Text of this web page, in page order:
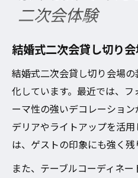
二次会体験
結婚式二次会貸し切り
結婚式二次会貸し切り会場
化しています。最近では、
ーマ性の強いデコレーショ
デリアやライトアップを活
は、ゲストの印象にも強く残
また、テーブルコーディネ